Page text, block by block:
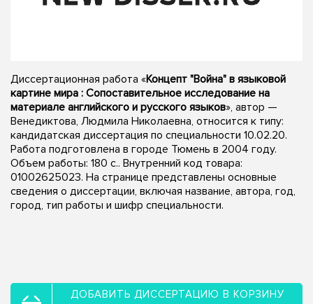
Диссертационная работа «Концепт "Война" в языковой
картине мира : Сопоставительное исследование на
материале английского и русского языков», автор —
Венедиктова, Людмила Николаевна, относится к типу:
кандидатская диссертация по специальности 10.02.20.
Работа подготовлена в городе Тюмень в 2004 году.
Объем работы: 180 с.. Внутренний код товара:
01002625023. На странице представлены основные
сведения о диссертации, включая название, автора, год,
город, тип работы и шифр специальности.
ДОБАВИТЬ ДИССЕРТАЦИЮ В КОРЗИНУ